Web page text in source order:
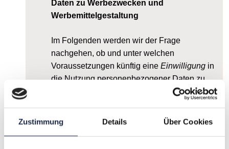
Zustimmung Details Über Cookies
Daten zu Werbezwecken und
Werbemittelgestaltung
Im Folgenden werden wir der Frage
nachgehen, ob und unter welchen
Voraussetzungen künftig eine Einwilligung in
die Nutzung personenbezogener Daten zu
Werbezwecken erforderlich ist und/oder in
berechtigte Interessen
gedeckt ist. An dieser